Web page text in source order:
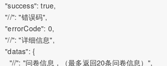
  "success": true,
  "//": "错误码",
  "errorCode": 0,
  "//": "详细信息",
  "datas": {
    "//": "问卷信息，（最多返回20条问卷信息）",